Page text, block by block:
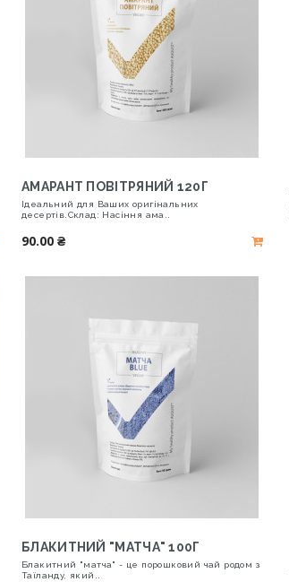
АМАРАНТ ПОВІТРЯНИЙ 120Г
Ідеальний для Ваших оригінальних
десертів.Склад: Насіння ама..
90.00 ₴
БЛАКИТНИЙ "МАТЧА" 100Г
Блакитний "матча" - це порошковий чай родом з
Таїланду, який..